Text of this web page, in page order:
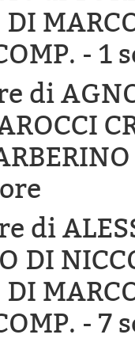
DI
- 1
di
di
DI
DI
- 7